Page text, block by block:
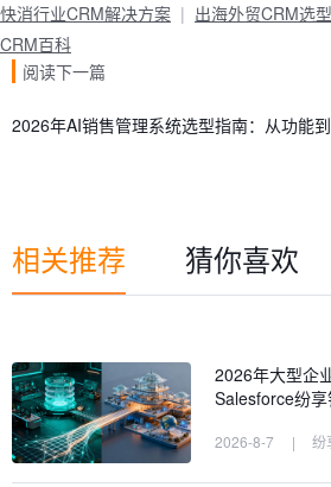
快消行业CRM解决方案
出海外贸CRM选型
CRM百科
阅读下一篇
2026年AI销售管理系统选型指南：从功能
相关推荐 猜你喜欢
2026年大型企
Salesforce纷
2026-8-7 | 纷